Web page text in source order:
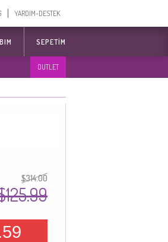
YARDIM-DESTEK
SEPETIM
OUTLET
$314.00